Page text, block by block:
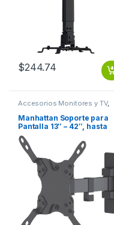
$244.74
Accesorios Monitores y TV,
Manhattan Soporte para
Pantalla 13″ – 42″, hasta
20KG, Negro TV
ARTICULADO 13 A 42 20KG